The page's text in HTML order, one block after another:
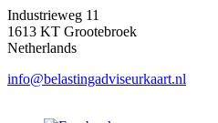
Industrieweg 11
1613 KT Grootebroek
Netherlands
info@belastingadviseurkaart.nl